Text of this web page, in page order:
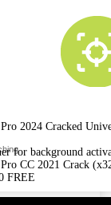
2024 Cracked
for background
CC 2021 Crack
FREE